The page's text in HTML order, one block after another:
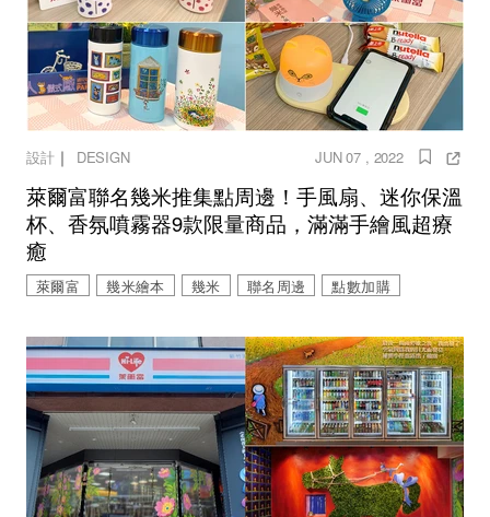
設計｜ DESIGN JUN 07 , 2022
萊爾富聯名幾米推集點周邊！手風扇、迷你保溫
杯、香氛噴霧器9款限量商品，滿滿手繪風超療
癒
萊爾富 幾米繪本 幾米 聯名周邊 點數加購